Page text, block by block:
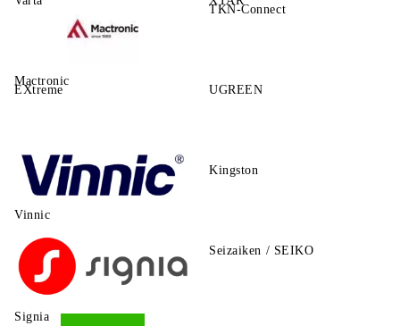
Mactronic
TKN-Connect
EXtreme UGREEN
Vinnic
Kingston
Signia
Seizaiken / SEIKO